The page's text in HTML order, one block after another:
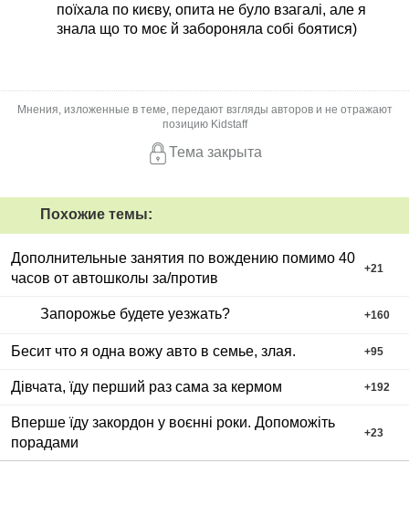
поїхала по києву, опита не було взагалі, але я
знала що то моє й забороняла собі боятися)
Мнения, изложенные в теме, передают взгляды авторов и не отражают
позицию Kidstaff
Тема закрыта
Похожие темы:
Дополнительные занятия по вождению помимо 40
часов от автошколы за/против
+21
Запорожье будете уезжать? +160
Бесит что я одна вожу авто в семье, злая. +95
Дівчата, їду перший раз сама за кермом +192
Вперше їду закордон у воєнні роки. Допоможіть
порадами
+23